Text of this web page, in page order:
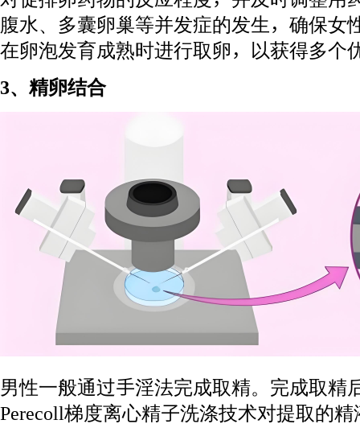
腹水、多囊卵巢等并发症的发生，确保女
在卵泡发育成熟时进行取卵，以获得多个
3、精卵结合
男性一般通过手淫法完成取精。完成取精
Perecoll梯度离心精子洗涤技术对提取的